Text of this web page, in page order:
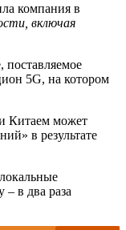
компания в
включая
поставляемое
5G, на котором
Китаем может
в результате
в два раза